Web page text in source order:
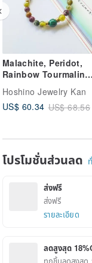
Malachite, Peridot,
Rainbow Tourmaline,
Crystal, Mineral
Stone, Gift, Direct
Hoshino Jewelry Kan
US$ 60.34 US$ 68.56
โปรโมชั่นส่วนลด
ส่งฟรี
ส่งฟรี
รายละเอียด
ลดสูงสุด